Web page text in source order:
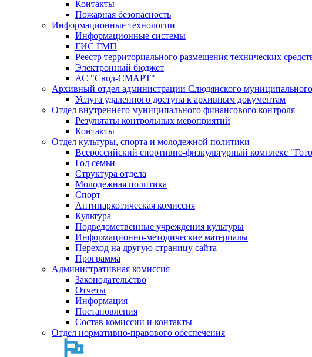
Контакты
Пожарная безопасность
Информационные технологии
Информационные системы
ГИС ГМП
Реестр территориального размещения технических
Электронный бюджет
АС "Свод-СМАРТ"
Архивный отдел администрации Слюдянского
Услуга удаленного доступа к архивным документам
Отдел внутреннего муниципального финансового контроля
Результаты контрольных мероприятий
Контакты
Отдел культуры, спорта и молодежной политики
Всероссийский спортивно-физкультурный комплекс
Год семьи
Структура отдела
Молодежная политика
Спорт
Антинаркотическая комиссия
Культура
Подведомственные учреждения культуры
Информационно-методические материалы
Переход на другую страницу сайта
Программа
Административная комиссия
Законодательство
Отчеты
Информация
Постановления
Состав комиссии и контакты
Отдел нормативно-правового обеспечения